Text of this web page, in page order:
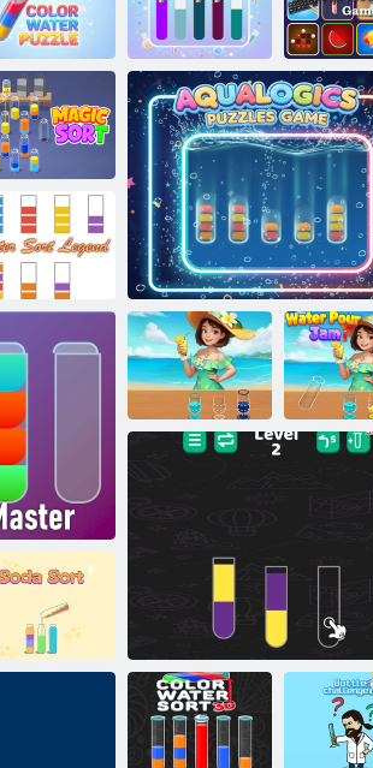
Mermaid vízválogatás
Liquid
Színes vízi
puzzle
AquaSort 2
Smooth
Mini
Mágikus
rendezés
legenda